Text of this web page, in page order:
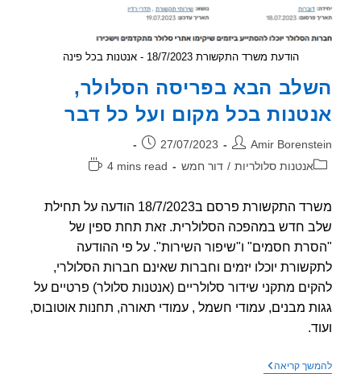
הודעת משרד התקשורת 18/7/2023 - אנטנות בכל פינה
הבא בפריסה הסלולר,
בכל מקום ועל כל דבר
Amir פורסם:
27/07/2023
אנטנות סלולריות / דור חמש
זמן
4 mins read
משרד התקשורת פרסם ב18/7/2023 הודעה על תחילת
חדש במהפכה הסלולרית. זאת תחת ספין של
חסמים" ו"שיפור השירות". על פי ההודעה
יוכלו יזמים וחברות שאינם חברות הסלולרי,
מתקני שידור סלולריים (אנטנות סלולר) פרטיים על
מבנים, עמודי חשמל , עמודי תאורה, תחנות אוטובוס,
קריאההשלב